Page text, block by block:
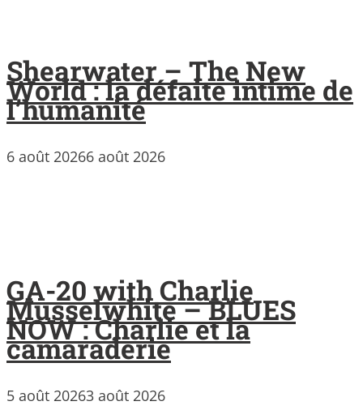
Shearwater – The New
World : la défaite intime de
l’humanité
6 août 20266 août 2026
GA-20 with Charlie
Musselwhite – BLUES
NOW : Charlie et la
camaraderie
5 août 20263 août 2026